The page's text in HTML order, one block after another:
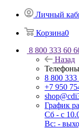
Личный
Корзина0
8 800 333 60
Назад
Телефоны
8 800 333
+7 950
График
Сб - с
Вс: -